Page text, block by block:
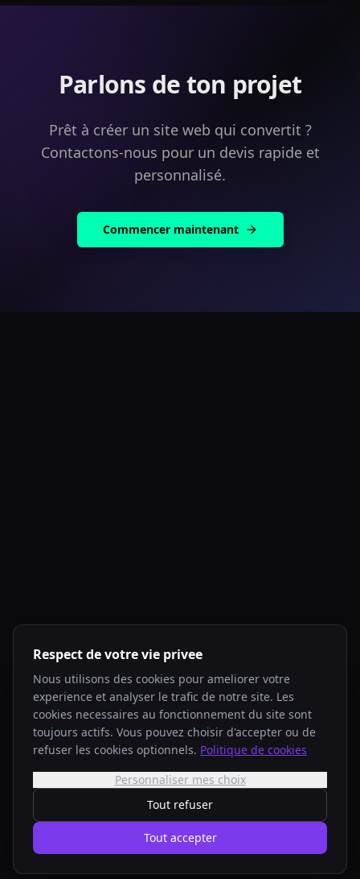
Parlons de ton projet
Prêt à créer un site web qui convertit ?
Contactons-nous pour un devis rapide et
personnalisé.
Commencer maintenant
Respect de votre vie privee
Nous utilisons des cookies pour ameliorer votre
experience et analyser le trafic de notre site. Les
cookies necessaires au fonctionnement du site sont
toujours actifs. Vous pouvez choisir d'accepter ou de
refuser les cookies optionnels. Politique de cookies
Personnaliser mes choix
Tout refuser
Tout accepter